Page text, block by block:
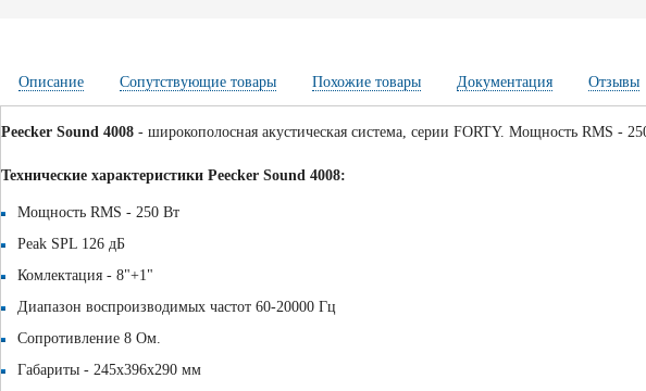
Описание Сопутствующие товары Похожие товары Документация Отзывы
Peecker Sound 4008 - широкополосная акустическая система, серии FORTY. Мощность RMS -
Технические характеристики Peecker Sound 4008:
Мощность RMS - 250 Вт
Peak SPL 126 дБ
Комлектация - 8"+1"
Диапазон воспроизводимых частот 60-20000 Гц
Сопротивление 8 Ом.
Габариты - 245х396х290 мм